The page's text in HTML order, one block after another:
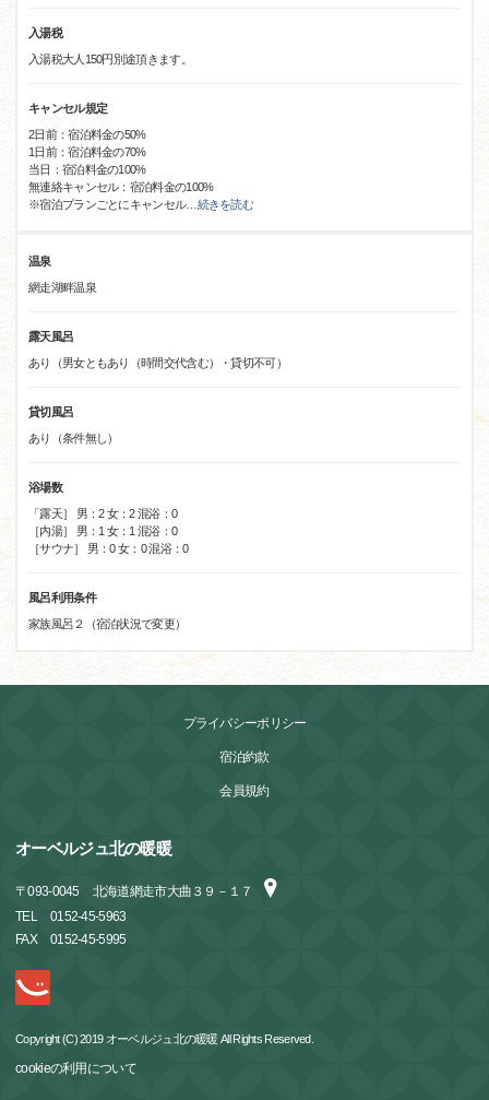
入湯税
入湯税大人150円別途頂きます。
キャンセル規定
2日前：宿泊料金の50%
1日前：宿泊料金の70%
当日：宿泊料金の100%
無連絡キャンセル：宿泊料金の100%
※宿泊プランごとにキャンセル… 続きを読む
温泉
網走湖畔温泉
露天風呂
あり（男女ともあり（時間交代含む）・貸切不可）
貸切風呂
あり（条件無し）
浴場数
「露天］ 男：2 女：2 混浴：0
［内湯］ 男：1 女：1 混浴：0
［サウナ］ 男：0 女：0 混浴：0
風呂利用条件
家族風呂２（宿泊状況で変更）
プライバシーポリシー
宿泊約款
会員規約
オーベルジュ北の暖暖
〒093-0045
北海道網走市大曲３９－１７
TEL
0152-45-5963
FAX
0152-45-5995
Copyright (C) 2019 オーベルジュ北の暖暖 All Rights Reserved.
cookieの利用について